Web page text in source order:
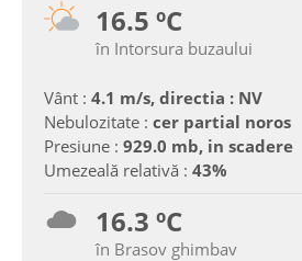
16.5 ºC
în Intorsura buzaului
Vânt : 4.1 m/s, directia : NV
Nebulozitate : cer partial noros
Presiune : 929.0 mb, in scadere
Umezeală relativă : 43%
16.3 ºC
în Brasov ghimbav